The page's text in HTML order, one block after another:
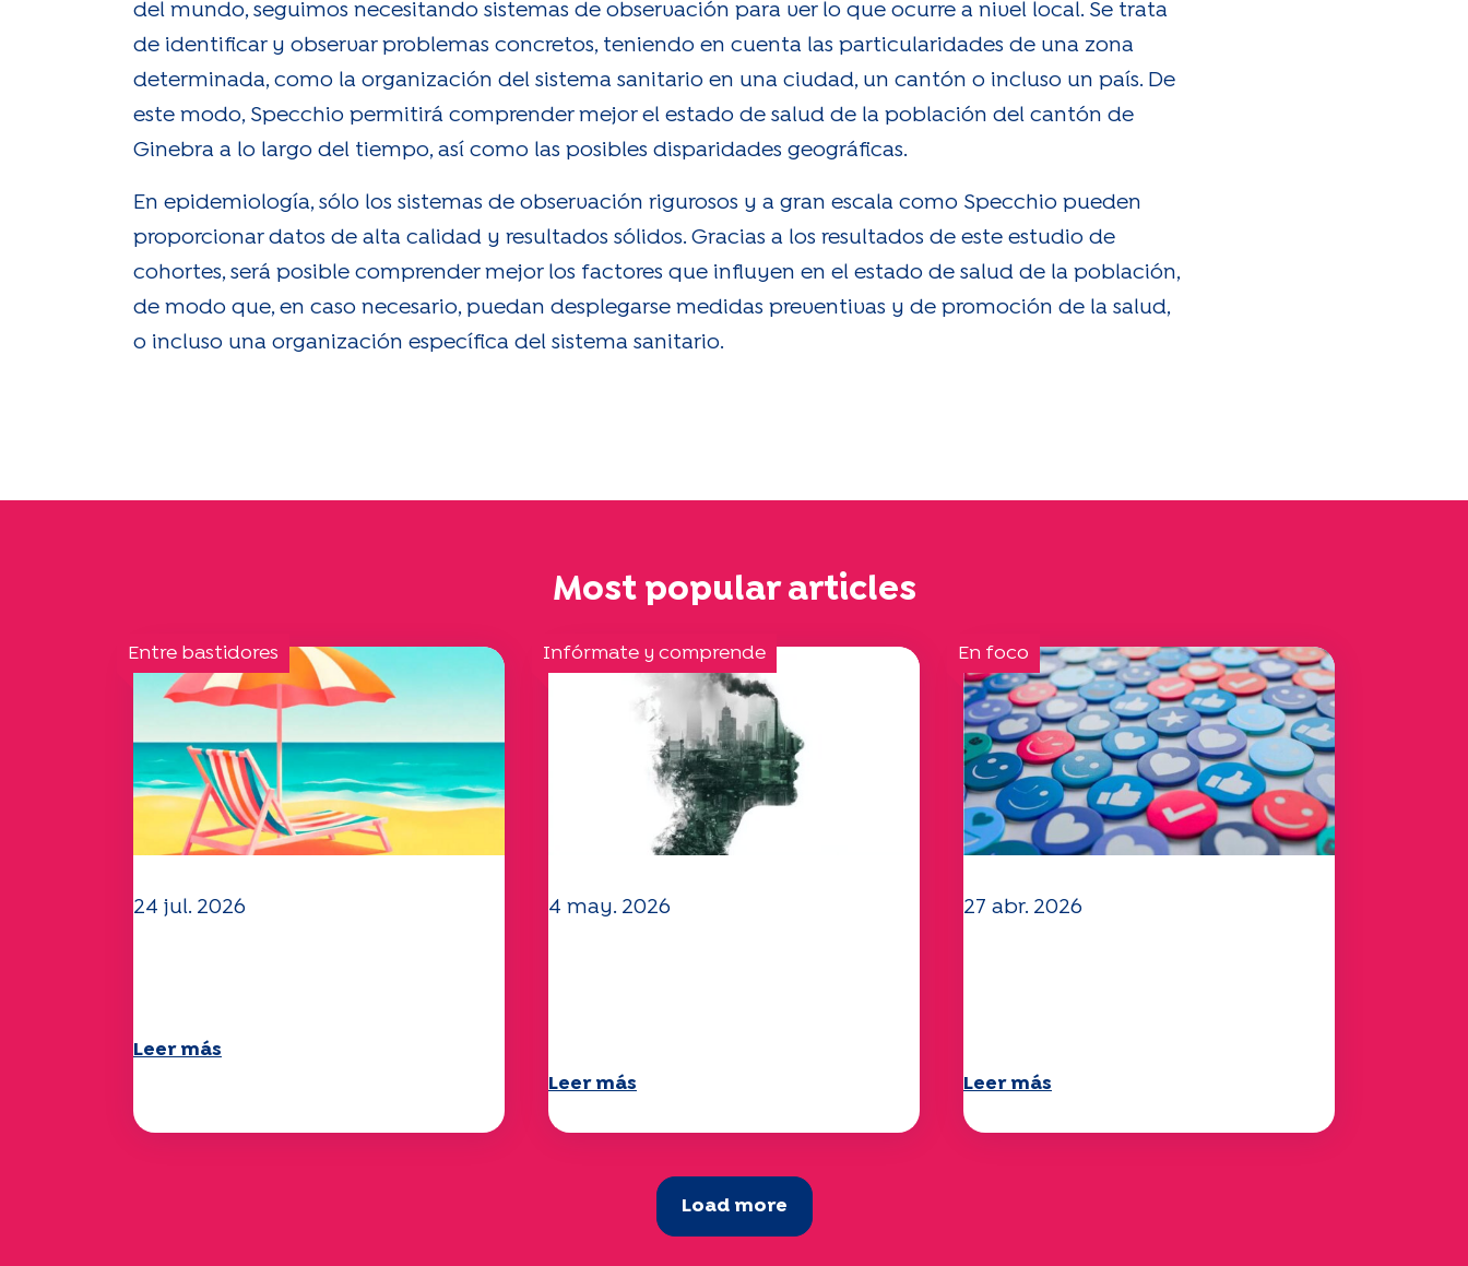
del mundo, seguimos necesitando sistemas de observación para ver lo que ocurre a nivel local. Se trata
de identificar y observar problemas concretos, teniendo en cuenta las particularidades de una zona
determinada, como la organización del sistema sanitario en una ciudad, un cantón o incluso un país. De
este modo, Specchio permitirá comprender mejor el estado de salud de la población del cantón de
Ginebra a lo largo del tiempo, así como las posibles disparidades geográficas.
En epidemiología, sólo los sistemas de observación rigurosos y a gran escala como Specchio pueden
proporcionar datos de alta calidad y resultados sólidos. Gracias a los resultados de este estudio de
cohortes, será posible comprender mejor los factores que influyen en el estado de salud de la población,
de modo que, en caso necesario, puedan desplegarse medidas preventivas y de promoción de la salud,
o incluso una organización específica del sistema sanitario.
Most popular articles
Entre bastidores
24 jul. 2026
Leer más
Infórmate y comprende
4 may. 2026
Leer más
En foco
27 abr. 2026
Leer más
Load more